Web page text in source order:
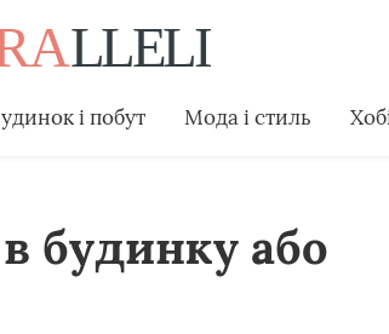
і побут Мода і стиль
будинку або